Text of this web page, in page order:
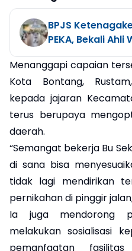
BPJS
PEKA, Bekali
Menanggapi capaian
Kota Bontang,
kepada jajaran
terus berupaya
daerah.
“Semangat bekerja Bu
di sana bisa
tidak lagi mendirikan
pernikahan di pinggir
Ia juga mendorong
melakukan sosialisasi
pemanfaatan